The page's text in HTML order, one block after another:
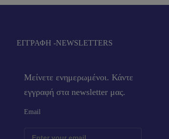
EΓΓΡΑΦΉ -NEWSLETTERS
Μείνετε ενημερωμένοι. Κάντε
εγγραφή στα newsletter μας.
Email